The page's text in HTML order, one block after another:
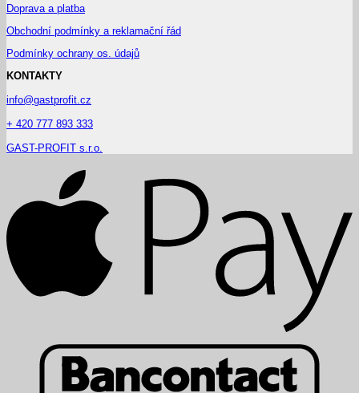
Doprava a platba
Obchodní podmínky a reklamační řád
Podmínky ochrany os. údajů
KONTAKTY
info@gastprofit.cz
+ 420 777 893 333
GAST-PROFIT s.r.o.